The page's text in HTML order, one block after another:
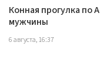
Конная прогулка по
мужчины
6 августа, 16:37